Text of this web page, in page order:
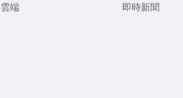
雲端
即時新聞